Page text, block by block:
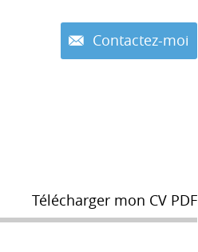
Contactez-moi
Télécharger mon CV PDF